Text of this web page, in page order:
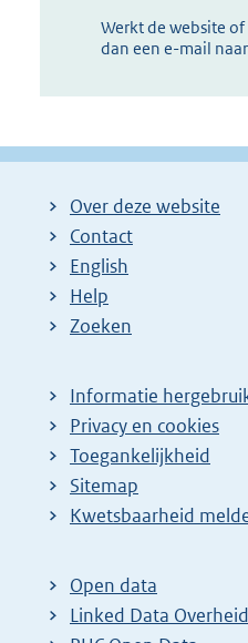
Werkt de website
dan een e-mail naar
Over deze website
Contact
English
Help
Zoeken
Informatie
Privacy en cookies
Toegankelijkheid
Sitemap
E
t
e
r
Kwetsbaarheid
Open data
Linked Data Overheid